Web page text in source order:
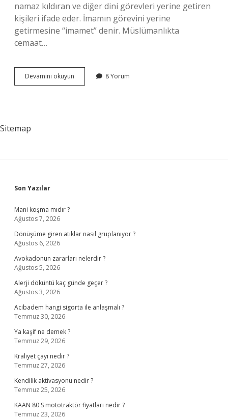
namaz kıldıran ve diğer dini görevleri yerine getiren
kişileri ifade eder. İmamın görevini yerine
getirmesine “imamet” denir. Müslümanlıkta
cemaat…
Devamını okuyun
Ne
8 Yorum
Sitemap
Sidebar
Son Yazılar
Mani koşma mıdır ?
Ağustos 7, 2026
Dönüşüme giren atıklar nasıl gruplanıyor ?
Ağustos 6, 2026
Avokadonun zararları nelerdir ?
Ağustos 5, 2026
Alerji döküntü kaç günde geçer ?
Ağustos 3, 2026
Acibadem hangi sigorta ile anlaşmalı ?
Temmuz 30, 2026
Ya kaşif ne demek ?
Temmuz 29, 2026
Kraliyet çayı nedir ?
Temmuz 27, 2026
Kendilik aktivasyonu nedir ?
Temmuz 25, 2026
KAAN 80 S mototraktör fiyatları nedir ?
Temmuz 23, 2026